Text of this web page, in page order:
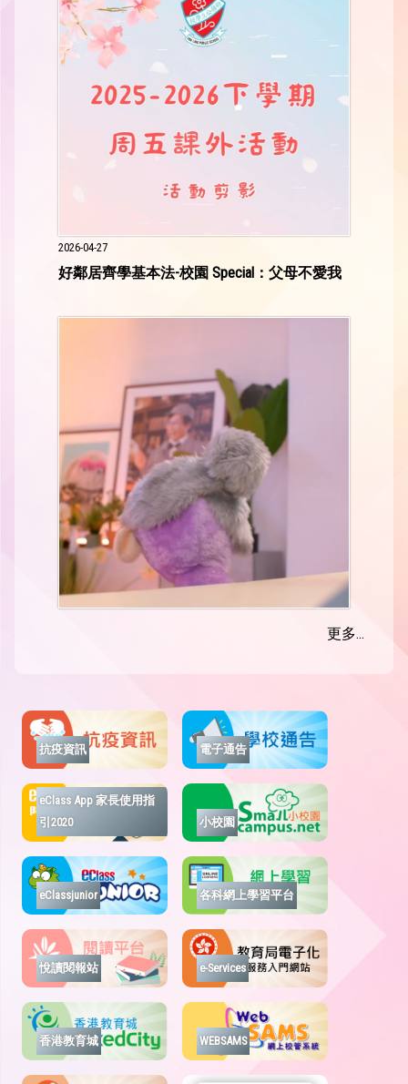
2026-04-27
好鄰居齊學基本法-校園 Special：父母不愛我
更多...
抗疫資訊 電子通告
eClass App 家長使用指
引2020
小校園
eClassjunior 各科網上學習平台
悅讀閱報站 e-Services
香港教育城 WEBSAMS